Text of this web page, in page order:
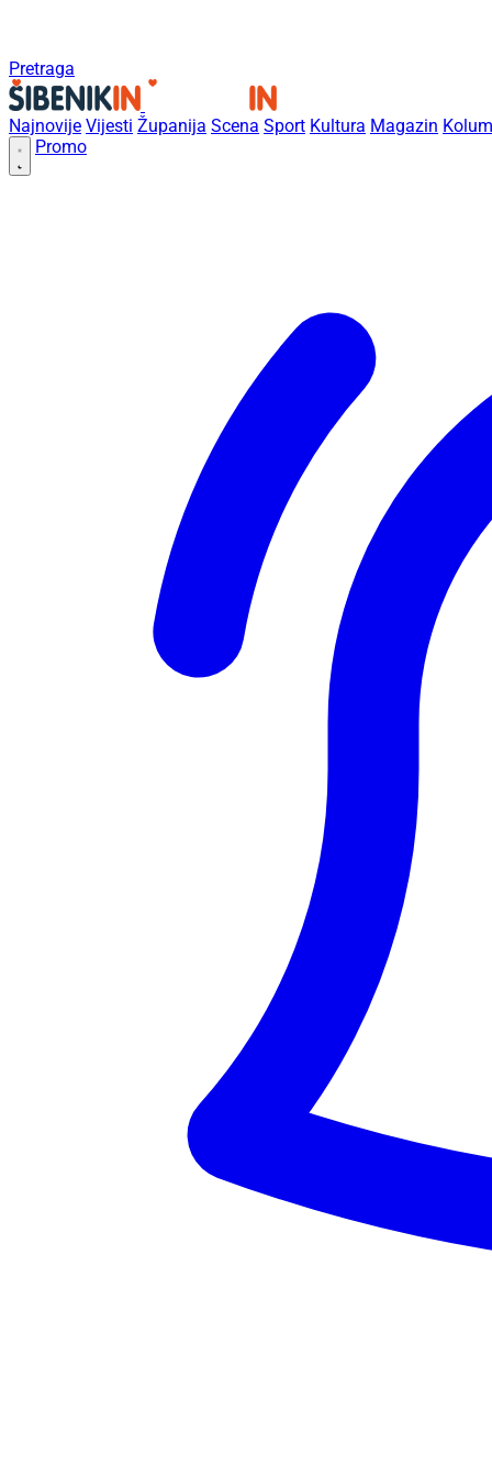
Pretraga
Najnovije Vijesti Županija Scena Sport Kultura Magazin
Promo